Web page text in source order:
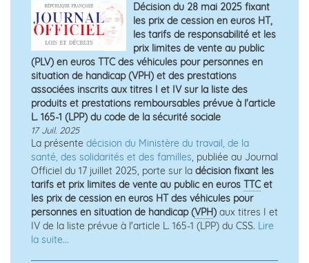
Décision du 28 mai 2025 fixant
les prix de cession en euros HT,
les tarifs de responsabilité et les
prix limites de vente au public
(PLV) en euros TTC des véhicules pour personnes en
situation de handicap (VPH) et des prestations
associées inscrits aux titres I et IV sur la liste des
produits et prestations remboursables prévue à l'article
L. 165-1 (LPP) du code de la sécurité sociale
17 Juil. 2025
La présente décision du Ministère du travail, de la
santé, des solidarités et des familles, publiée au Journal
Officiel du 17 juillet 2025, porte sur la décision fixant les
tarifs et prix limites de vente au public en euros TTCet
les prix de cession en euros HT des véhicules pour
personnes en situation de handicap (VPH) aux titres I et
IV de la liste prévue à l'article L. 165-1 (LPP) du CSS. Lire
la suite...